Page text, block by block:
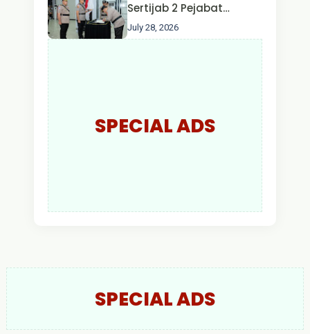
Sertijab 2 Pejabat
Utama dan 7 Kapolres,
AKBP Wisnu Perdana
July 28, 2026
SPECIAL ADS
SPECIAL ADS